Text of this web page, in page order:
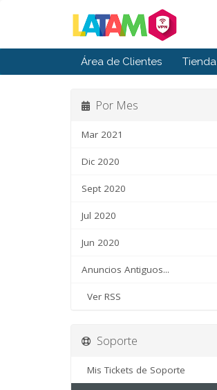
Área de Clientes Tienda
Por Mes
Mar 2021
Dic 2020
Sept 2020
Jul 2020
Jun 2020
Anuncios Antiguos...
Ver RSS
Soporte
Mis Tickets de Soporte